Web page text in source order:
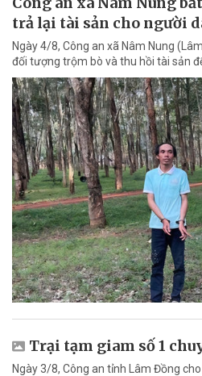
trả lại tài sản cho người
Ngày 4/8, Công an xã Nâm Nung
đối tượng trộm bò và thu hồi tài sản
Trại tạm giam số 1
Ngày 3/8, Công an tỉnh Lâm Đồng